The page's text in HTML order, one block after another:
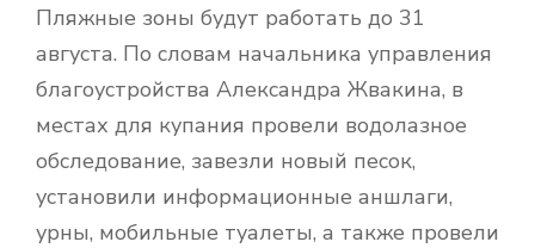
Пляжные зоны будут работать до 31
августа. По словам начальника управления
благоустройства Александра Жвакина, в
местах для купания провели водолазное
обследование, завезли новый песок,
установили информационные аншлаги,
урны, мобильные туалеты, а также провели